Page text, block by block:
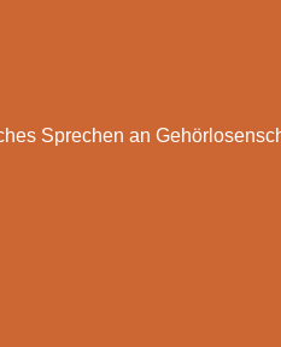
Sprechen an